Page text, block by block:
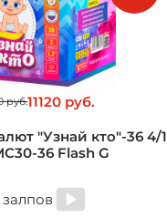
руб.11120 руб.
"Узнай кто"-36 4/1
36 Flash G
залпов